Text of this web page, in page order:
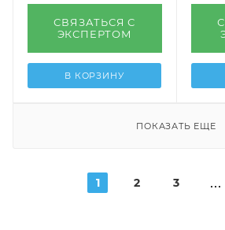
СВЯЗАТЬСЯ С
ЭКСПЕРТОМ
В КОРЗИНУ
ПОКАЗАТЬ ЕЩЕ
1 2 3